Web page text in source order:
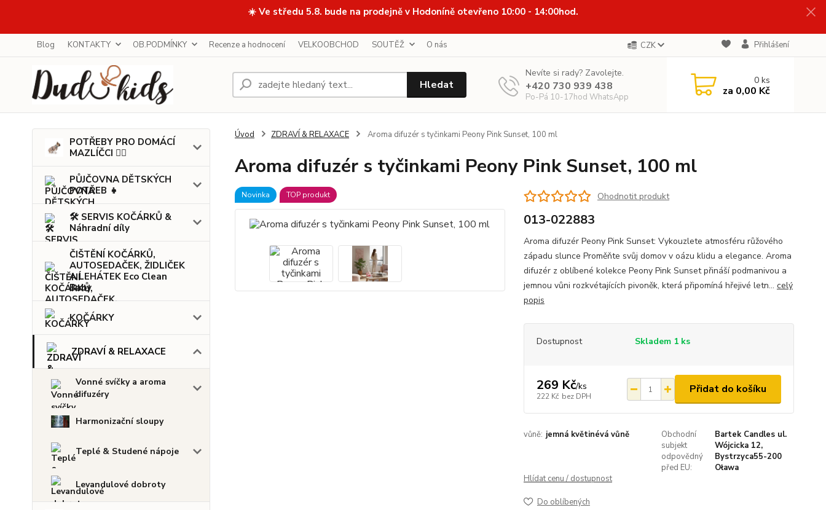
☀️ Ve středu 5.8. bude na prodejně v Hodoníně otevřeno 10:00 - 14:00hod.
Blog KONTAKTY OB.PODMÍNKY Recenze a hodnocení VELKOOBCHOD SOUTĚŽ O nás CZK Přihlášení
Hledat
Nevíte si rady? Zavolejte.
+420 730 939 438
Po-Pá 10-17hod WhatsApp
0ks
za 0,00 Kč
POTŘEBY PRO DOMÁCÍ
MAZLÍČCI 🐕‍🦺
PŮJČOVNA DĚTSKÝCH
POTŘEB 👧
🛠️ SERVIS KOČÁRKŮ &
Náhradní díly
ČIŠTĚNÍ KOČÁRKŮ,
AUTOSEDAČEK, ŽIDLIČEK
A LEHÁTEK Eco Clean
Baby
KOČÁRKY
ZDRAVÍ & RELAXACE
Vonné svíčky a aroma
difuzéry
Harmonizační sloupy
Teplé & Studené nápoje
Levandulové dobroty
Úvod ZDRAVÍ & RELAXACE Aroma difuzér s tyčinkami Peony Pink Sunset, 100 ml
Aroma difuzér s tyčinkami Peony Pink Sunset, 100 ml
Novinka TOP produkt Ohodnotit produkt
013-022883
Aroma difuzér Peony Pink Sunset: Vykouzlete atmosféru růžového
západu slunce Proměňte svůj domov v oázu klidu a elegance. Aroma
difuzér z oblíbené kolekce Peony Pink Sunset přináší podmanivou a
jemnou vůni rozkvétajících pivoněk, která připomíná hřejivé letn... celý
popis
Dostupnost Skladem 1 ks
269 Kč/ks
222 Kč bez DPH
Přidat do košíku
vůně: jemná květinévá vůně
Obchodní
subjekt
odpovědný
před EU:
Bartek Candles ul.
Wójcicka 12,
Bystrzyca55-200
Oława
Hlídat cenu / dostupnost
Do oblíbených